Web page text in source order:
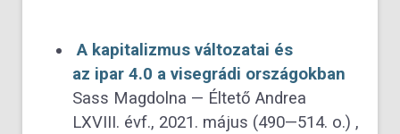
A kapitalizmus változatai és
az ipar 4.0 a visegrádi országokban
Sass Magdolna — Éltető Andrea
LXVIII. évf., 2021. május (490—514. o.) ,